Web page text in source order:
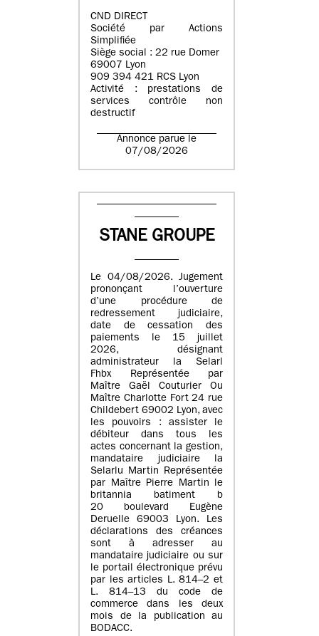
CND DIRECT
Société par Actions
Simplifiée
Siège social : 22 rue Domer
69007 Lyon
909 394 421 RCS Lyon
Activité : prestations de
services contrôle non
destructif
Annonce parue le
07/08/2026
STANE GROUPE
Le 04/08/2026. Jugement
prononçant l’ouverture
d’une procédure de
redressement judiciaire,
date de cessation des
paiements le 15 juillet
2026, désignant
administrateur la Selarl
Fhbx Représentée par
Maître Gaël Couturier Ou
Maître Charlotte Fort 24 rue
Childebert 69002 Lyon, avec
les pouvoirs : assister le
débiteur dans tous les
actes concernant la gestion,
mandataire judiciaire la
Selarlu Martin Représentée
par Maître Pierre Martin le
britannia batiment b
20 boulevard Eugène
Deruelle 69003 Lyon. Les
déclarations des créances
sont à adresser au
mandataire judiciaire ou sur
le portail électronique prévu
par les articles L. 814–2 et
L. 814–13 du code de
commerce dans les deux
mois de la publication au
BODACC.